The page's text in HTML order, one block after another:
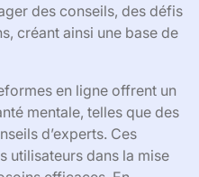
des conseils, des défis
créant ainsi une base de
en ligne offrent un
mentale, telles que des
d’experts. Ces
utilisateurs dans la mise